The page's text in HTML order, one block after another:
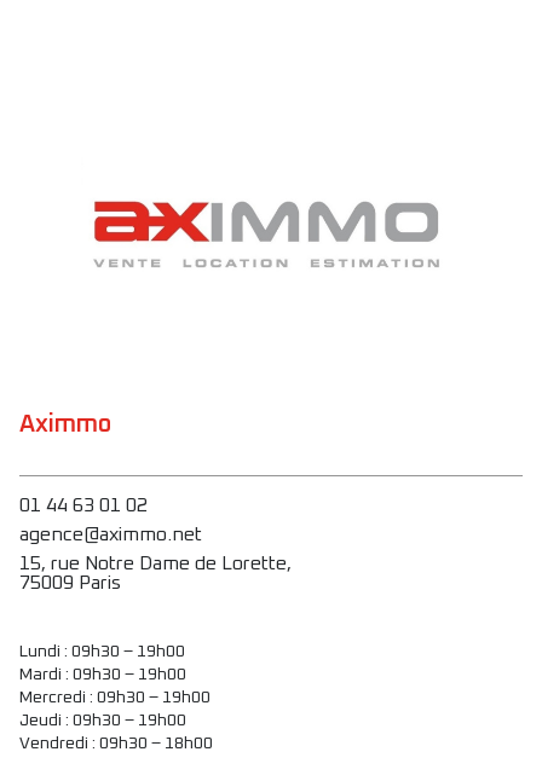
Aximmo
01 44 63 01 02
agence@aximmo.net
15, rue Notre Dame de Lorette,
75009 Paris
Lundi : 09h30 – 19h00
Mardi : 09h30 – 19h00
Mercredi : 09h30 – 19h00
Jeudi : 09h30 – 19h00
Vendredi : 09h30 – 18h00